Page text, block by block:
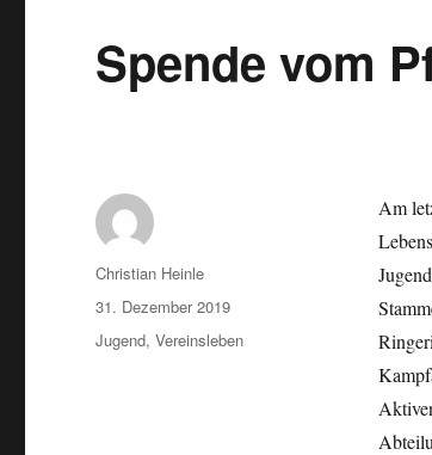
Spende vom
Am
Autor
Christian Heinle
Veröffentlicht
am
31. Dezember 2019
Kategorien
Jugend,Vereinsleben